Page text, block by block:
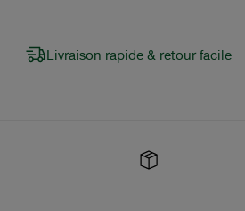
Livraison rapide & retour facile